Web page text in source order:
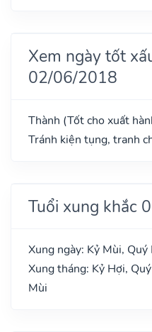
Xem ngày tốt
02/06/2018
Thành (Tốt cho xuất
Tránh kiện tụng, tranh
Tuổi xung khắc
Xung ngày: Kỷ Mùi,
Xung tháng: Kỷ Hợi,
Mùi